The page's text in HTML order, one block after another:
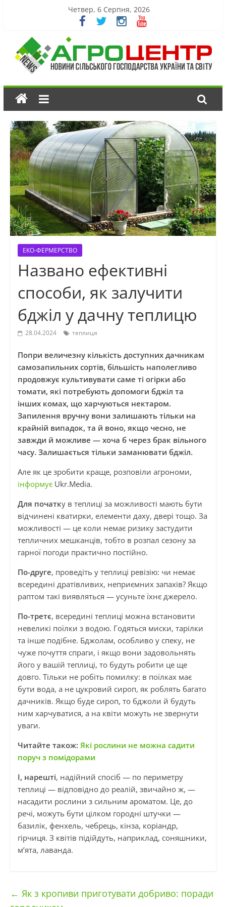
Четвер, 6 Серпня, 2026
ЕКО-ФЕРМЕРСТВО
Названо ефективні
способи, як залучити
бджіл у дачну теплицю
28.04.2024 теплиця
Попри величезну кількість доступних дачникам
самозапильних сортів, більшість наполегливо
продовжує культивувати саме ті огірки або
томати, які потребують допомоги бджіл та
інших комах, що харчуються нектаром.
Запилення вручну вони залишають тільки на
крайній випадок, та й воно, якщо чесно, не
завжди й можливе — хоча б через брак вільного
часу. Залишається тільки заманювати бджіл.
Але як це зробити краще, розповіли агрономи,
інформуєUkr.Media.
Для початку в теплиці за можливості мають бути
відчинені кватирки, елементи даху, двері тощо. За
можливості — це коли немає ризику застудити
тепличних мешканців, тобто в розпал сезону за
гарної погоди практично постійно.
По-друге, проведіть у теплиці ревізію: чи немає
всередині дратівливих, неприємних запахів? Якщо
раптом такі виявляться — усуньте їхнє джерело.
По-третє, всередині теплиці можна встановити
невеликі поїлки з водою. Годяться миски, тарілки
та інше подібне. Бджолам, особливо у спеку, не
чуже почуття спраги, і якщо вони задовольнять
його у вашій теплиці, то будуть робити це ще
довго. Тільки не робіть помилку: в поїлках має
бути вода, а не цукровий сироп, як роблять багато
дачників. Якщо буде сироп, то бджоли й будуть
ним харчуватися, а на квіти можуть не звернути
уваги.
Читайте також: Які рослини не можна садити
поруч з помідорами
І, нарешті, надійний спосіб — по периметру
теплиці — відповідно до реалій, звичайно ж, —
насадити рослини з сильним ароматом. Це, до
речі, можуть бути цілком городні штучки —
базилік, фенхель, чебрець, кінза, коріандр,
гірчиця. З квітів підійдуть, наприклад, соняшники,
м’ята, лаванда.
← Як з кропиви приготувати добриво: поради